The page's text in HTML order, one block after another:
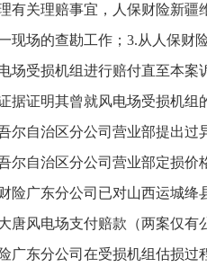
有关理赔事宜，人保财险新疆
现场的查勘工作；3.从人保财
场受损机组进行赔付直至本案
据证明其曾就风电场受损机组
尔自治区分公司营业部提出过
尔自治区分公司营业部定损价
险广东分公司已对山西运城绛
唐风电场支付赔款（两案仅有
广东分公司在受损机组估损过